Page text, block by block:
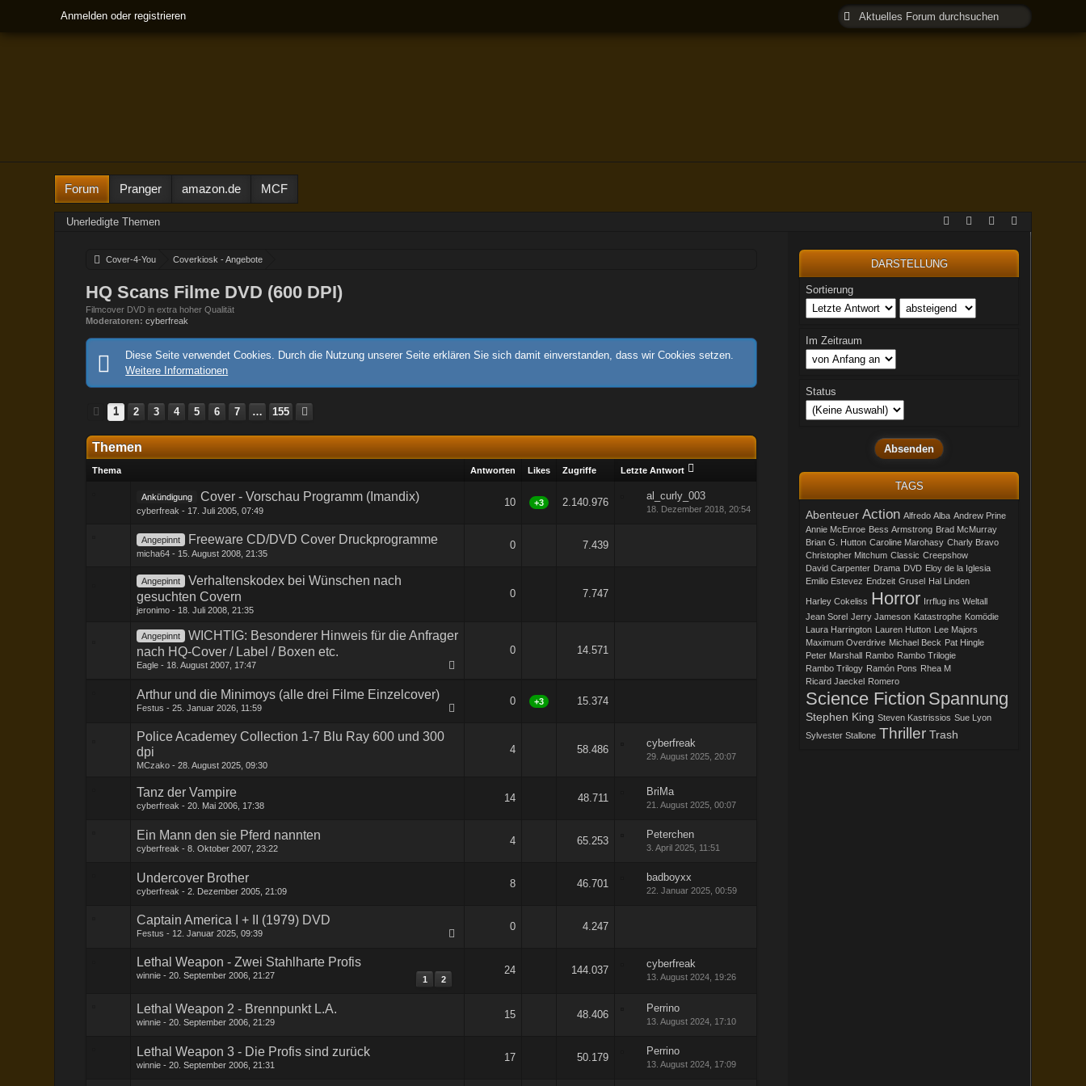
Anmelden oder registrieren
Forum Pranger amazon.de MCF
Unerledigte Themen
Cover-4-You Coverkiosk - Angebote
HQ Scans Filme DVD (600 DPI)
Filmcover DVD in extra hoher Qualität
Moderatoren:cyberfreak
Diese Seite verwendet Cookies. Durch die Nutzung unserer Seite erklären Sie sich damit einverstanden, dass wir Cookies setzen.
Weitere Informationen
1 2 3 4 5 6 7 … 155
Themen
Thema Antworten Likes Zugriffe Letzte Antwort
Ankündigung Cover - Vorschau Programm (Imandix)
cyberfreak 17. Juli 2005, 07:49
10 +3 2.140.976
al_curly_003
18. Dezember 2018, 20:54
Angepinnt Freeware CD/DVD Cover Druckprogramme
micha64 15. August 2008, 21:35
0 7.439
Angepinnt
Verhaltenskodex bei Wünschen nach
gesuchten Covern
jeronimo 18. Juli 2008, 21:35
0 7.747
Angepinnt
WICHTIG: Besonderer Hinweis für die Anfrager
nach HQ-Cover / Label / Boxen etc.
Eagle 18. August 2007, 17:47
0 14.571
Arthur und die Minimoys (alle drei Filme Einzelcover)
Festus 25. Januar 2026, 11:59
0 +3 15.374
Police Academey Collection 1-7 Blu Ray 600 und 300
dpi
MCzako 28. August 2025, 09:30
4 58.486
cyberfreak
29. August 2025, 20:07
Tanz der Vampire
cyberfreak 20. Mai 2006, 17:38
14 48.711
BriMa
21. August 2025, 00:07
Ein Mann den sie Pferd nannten
cyberfreak 8. Oktober 2007, 23:22
4 65.253
Peterchen
3. April 2025, 11:51
Undercover Brother
cyberfreak 2. Dezember 2005, 21:09
8 46.701
badboyxx
22. Januar 2025, 00:59
Captain America I + II (1979) DVD
Festus 12. Januar 2025, 09:39
0 4.247
Lethal Weapon - Zwei Stahlharte Profis
1 2
winnie 20. September 2006, 21:27 24 144.037
cyberfreak
13. August 2024, 19:26
Lethal Weapon 2 - Brennpunkt L.A.
winnie 20. September 2006, 21:29
15 48.406
Perrino
13. August 2024, 17:10
Lethal Weapon 3 - Die Profis sind zurück
winnie 20. September 2006, 21:31
17 50.179
Perrino
13. August 2024, 17:09
DARSTELLUNG
Sortierung
Im Zeitraum
Status
TAGS
Abenteuer Action Alfredo Alba Andrew Prine
Annie McEnroe Bess Armstrong Brad McMurray
Brian G. Hutton Caroline Marohasy Charly Bravo
Christopher Mitchum Classic Creepshow
David Carpenter Drama DVD Eloy de la Iglesia
Emilio Estevez Endzeit Grusel Hal Linden
Harley Cokeliss Horror Irrflug ins Weltall
Jean Sorel Jerry Jameson Katastrophe Komödie
Laura Harrington Lauren Hutton Lee Majors
Maximum Overdrive Michael Beck Pat Hingle
Peter Marshall Rambo Rambo Trilogie
Rambo Trilogy Ramón Pons Rhea M
Ricard Jaeckel Romero
Science Fiction Spannung
Stephen King Steven Kastrissios Sue Lyon
Sylvester Stallone Thriller Trash